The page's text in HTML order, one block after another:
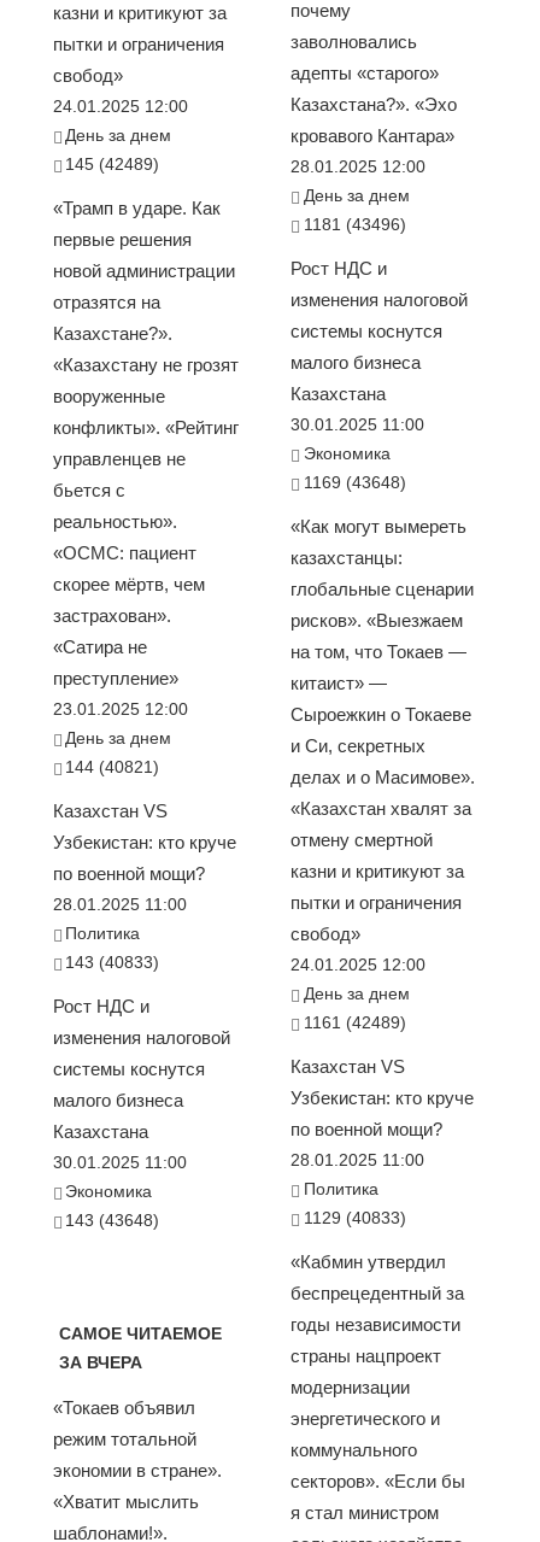
казни и критикуют за
пытки и ограничения
свобод»
24.01.2025 12:00
День за днем
145 (42489)
«Трамп в ударе. Как
первые решения
новой администрации
отразятся на
Казахстане?».
«Казахстану не грозят
вооруженные
конфликты». «Рейтинг
управленцев не
бьется с
реальностью».
«ОСМС: пациент
скорее мёртв, чем
застрахован».
«Сатира не
преступление»
23.01.2025 12:00
День за днем
144 (40821)
Казахстан VS
Узбекистан: кто круче
по военной мощи?
28.01.2025 11:00
Политика
143 (40833)
Рост НДС и
изменения налоговой
системы коснутся
малого бизнеса
Казахстана
30.01.2025 11:00
Экономика
143 (43648)
САМОЕ ЧИТАЕМОЕ
ЗА ВЧЕРА
«Токаев объявил
режим тотальной
экономии в стране».
«Хватит мыслить
шаблонами!».
почему
заволновались
адепты «старого»
Казахстана?». «Эхо
кровавого Кантара»
28.01.2025 12:00
День за днем
1181 (43496)
Рост НДС и
изменения налоговой
системы коснутся
малого бизнеса
Казахстана
30.01.2025 11:00
Экономика
1169 (43648)
«Как могут вымереть
казахстанцы:
глобальные сценарии
рисков». «Выезжаем
на том, что Токаев —
китаист» —
Сыроежкин о Токаеве
и Си, секретных
делах и о Масимове».
«Казахстан хвалят за
отмену смертной
казни и критикуют за
пытки и ограничения
свобод»
24.01.2025 12:00
День за днем
1161 (42489)
Казахстан VS
Узбекистан: кто круче
по военной мощи?
28.01.2025 11:00
Политика
1129 (40833)
«Кабмин утвердил
беспрецедентный за
годы независимости
страны нацпроект
модернизации
энергетического и
коммунального
секторов». «Если бы
я стал министром